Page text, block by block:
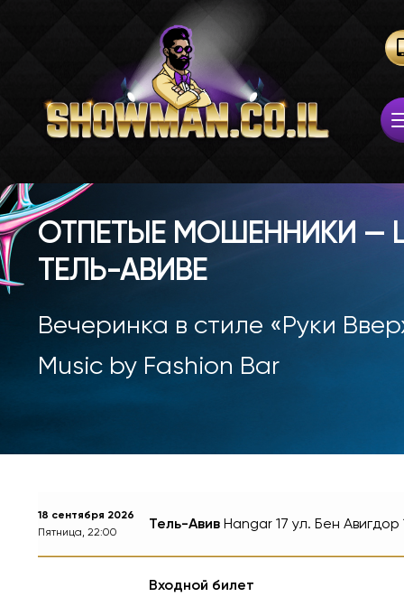
ОТПЕТЫЕ МОШЕННИКИ —
ТЕЛЬ-АВИВЕ
Вечеринка в стиле «Руки
Music by Fashion Bar
18 сентября 2026
Пятница, 22:00
Тель-Авив Hangar 17 ул. Бен Авигдор
Входной билет